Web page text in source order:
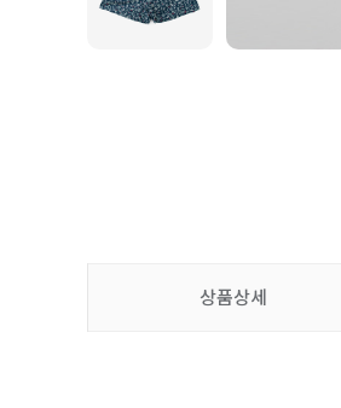
상품상세